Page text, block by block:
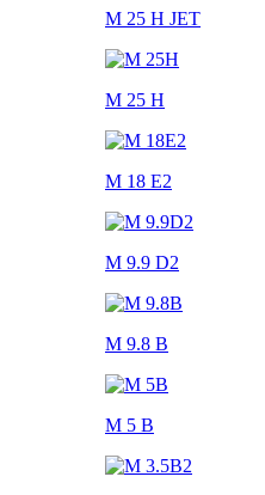
M 25 H JET
M 25 H
M 18 E2
M 9.9 D2
M 9.8 B
M 5 B